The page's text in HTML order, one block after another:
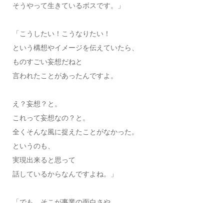
そうやって生きているボスです。」
「こうしたい！こうなりたい！
という構想やイメージを伝えていたら、
ものすごい妄想だねと
言われたことがあったんですよ。
え？妄想？と。
これって妄想なの？と。
全くそんな風に捉えたことがなかった。
というのも、
実現出来ると思って
話しているからなんですよね。」